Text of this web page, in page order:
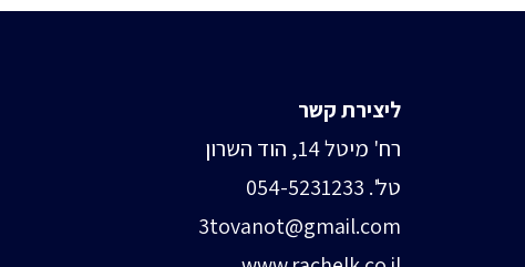
ליצירת קשר
רח' מיטל 14, הוד השרון
טל'. 054-5231233
3tovanot@gmail.com